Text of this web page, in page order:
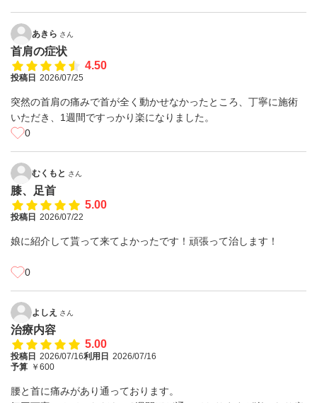
あきら さん
首肩の症状
4.50
投稿日 2026/07/25
突然の首肩の痛みで首が全く動かせなかったところ、丁寧に施術
いただき、1週間ですっかり楽になりました。
0
むくもと さん
膝、足首
5.00
投稿日 2026/07/22
娘に紹介して貰って来てよかったです！頑張って治します！
0
よしえ さん
治療内容
5.00
投稿日 2026/07/16利用日 2026/07/16
予算 ￥600
腰と首に痛みがあり通っております。